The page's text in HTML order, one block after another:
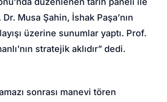
Musa Şahin, İshak Paşa’nın
üzerine sunumlar yaptı. Prof.
stratejik aklıdır” dedi.
sonrası manevi tören